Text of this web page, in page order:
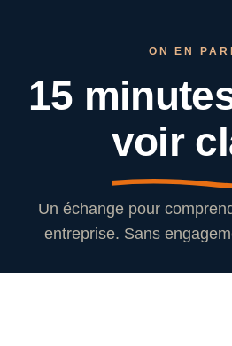
ON EN
15
voir
Un échange pour
entreprise. Sans